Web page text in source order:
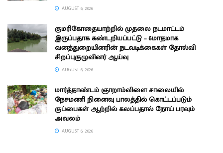
AUGUST 6, 2026
குமரிகோதையாற்றில் முதலை நடமாட்டம்
இருப்பதாக கண்டறியப்பட்டு – 6மாதமாக
வனத்துறையினரின் நடவடிக்கைகள் தோல்வி
சிறப்புகுழுவினர் ஆய்வு
AUGUST 6, 2026
மார்த்தாண்டம் ஞாறாம்விளை சாலையில்
நேசமணி நினைவு பாலத்தில் கொட்டப்படும்
குப்பைகள் ஆற்றில் கலப்பதால் நோய் பரவும்
அவலம்
AUGUST 6, 2026